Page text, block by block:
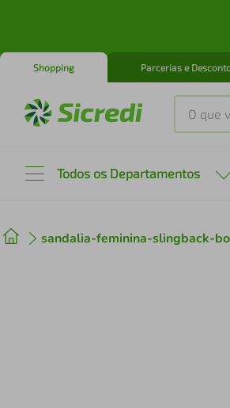
Shopping Parcerias e
O que
Todos os Departamentos
sandalia-feminina-slingback-
2º